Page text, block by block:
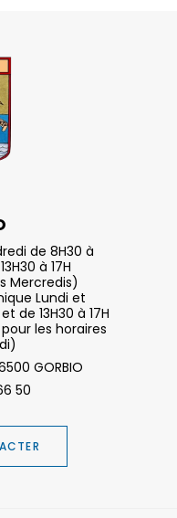
de 8H30 à
à 17H
Mercredis)
Lundi et
de 13H30 à 17H
les horaires
GORBIO
50